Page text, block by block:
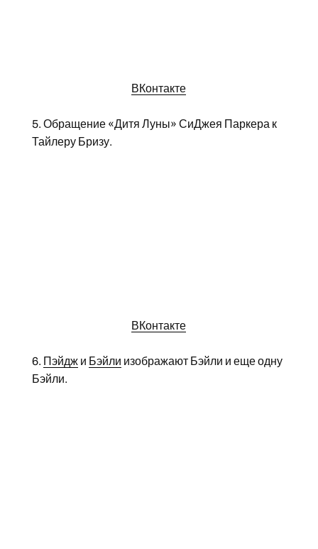
ВКонтакте
5. Обращение «Дитя Луны» СиДжея Паркера к
Тайлеру Бризу.
ВКонтакте
6. Пэйджи Бэйли изображают Бэйли и еще одну
Бэйли.